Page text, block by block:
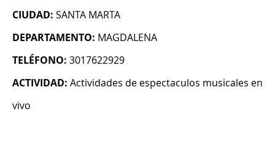
CIUDAD: SANTA MARTA
DEPARTAMENTO: MAGDALENA
TELÉFONO: 3017622929
ACTIVIDAD: Actividades de espectaculos musicales en
vivo